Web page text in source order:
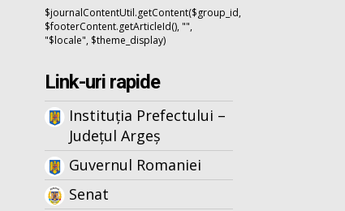
$journalContentUtil.getContent($group_id,
$footerContent.getArticleId(), "",
"$locale", $theme_display)
Link-uri rapide
Instituția Prefectului –
Județul Argeș
Guvernul Romaniei
Senat